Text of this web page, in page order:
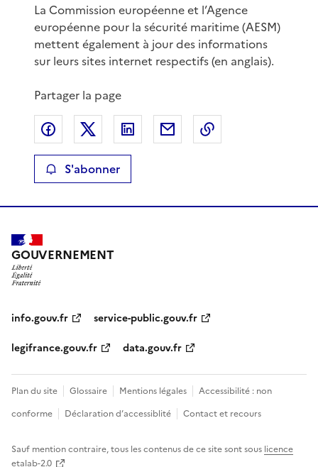
La Commission européenne et l’Agence
européenne pour la sécurité maritime (AESM)
mettent également à jour des informations
sur leurs sites internet respectifs (en anglais).
Partager la page
Partager sur Facebook
Partager sur XPartager sur LinkedIn
Partager par email
S'abonner
GOUVERNEMENT
info.gouv.fr
service-public.gouv.fr
legifrance.gouv.fr
data.gouv.fr
Plan du site Glossaire Mentions légales
Accessibilité : non
conforme
Déclaration d’accessiblité Contact et recours
Sauf mention contraire, tous les contenus de ce site sont sous licence
etalab-2.0